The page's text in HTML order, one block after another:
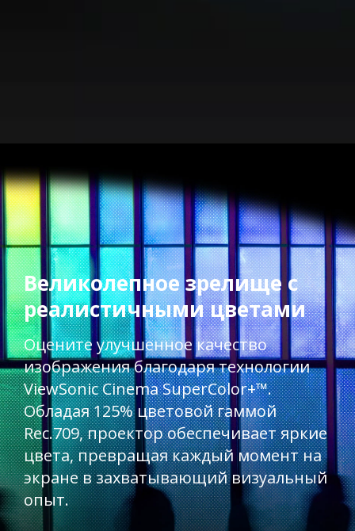
Великолепное зрелище с
реалистичными цветами​​​
Оцените улучшенное качество
изображения благодаря технологии
ViewSonic Cinema SuperColor+™.
Обладая 125% цветовой гаммой
Rec.709, проектор обеспечивает яркие
цвета, превращая каждый момент на
экране в захватывающий визуальный
опыт.